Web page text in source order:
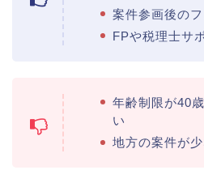
案件参画後の
FPや税理士サ
年齢制限が40
い
地方の案件が